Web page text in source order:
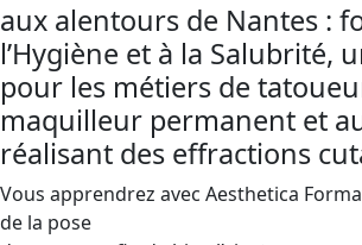
aux alentours de Nantes :
l’Hygiène et à la Salubrité,
pour les métiers de
maquilleur permanent et
réalisant des effractions
Vous apprendrez avec Aesthetica
de la pose